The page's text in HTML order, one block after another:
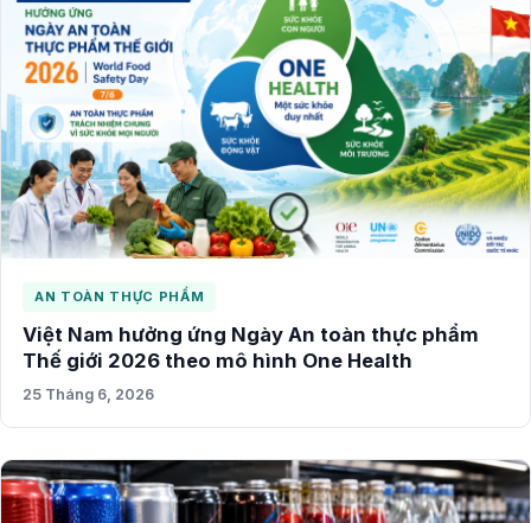
AN TOÀN THỰC PHẨM
Việt Nam hưởng ứng Ngày An toàn thực phẩm
Thế giới 2026 theo mô hình One Health
25 Tháng 6, 2026